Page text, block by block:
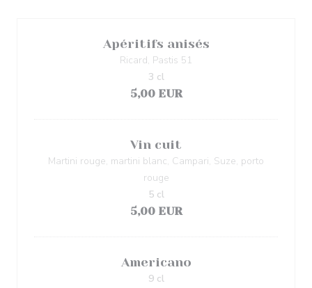
Apéritifs anisés
Ricard, Pastis 51
5,00 EUR
3 cl
Vin cuit
Martini rouge, martini blanc, Campari, Suze, porto
rouge
5,00 EUR
5 cl
Americano
9 cl